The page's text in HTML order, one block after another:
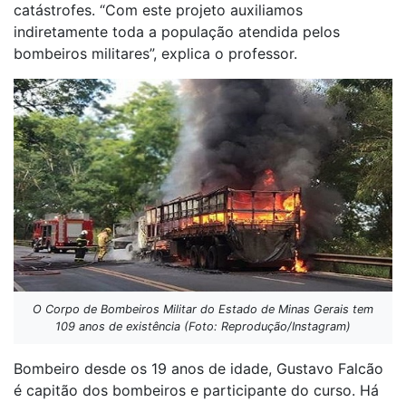
catástrofes. “Com este projeto auxiliamos
indiretamente toda a população atendida pelos
bombeiros militares”, explica o professor.
O Corpo de Bombeiros Militar do Estado de Minas Gerais tem
109 anos de existência (Foto: Reprodução/Instagram)
Bombeiro desde os 19 anos de idade, Gustavo Falcão
é capitão dos bombeiros e participante do curso. Há